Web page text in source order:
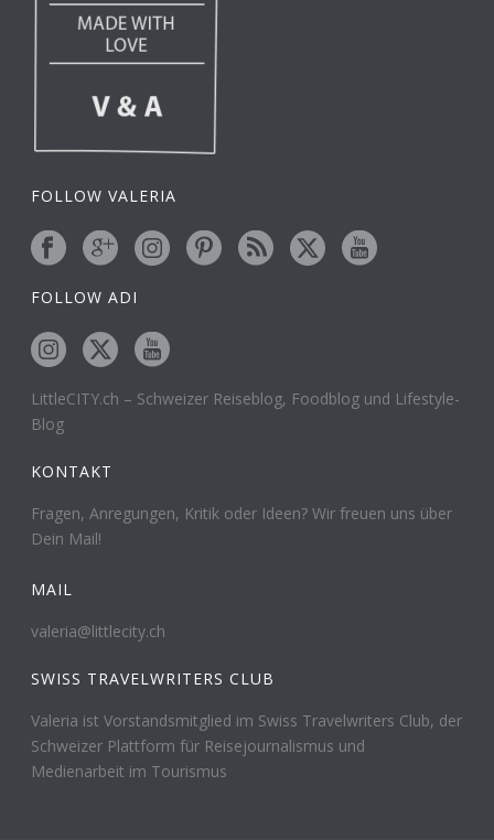
FOLLOW VALERIA
FOLLOW ADI
LittleCITY.ch – Schweizer Reiseblog, Foodblog und Lifestyle-
Blog
KONTAKT
Fragen, Anregungen, Kritik oder Ideen? Wir freuen uns über
Dein Mail!
MAIL
valeria@littlecity.ch
SWISS TRAVELWRITERS CLUB
Valeria ist Vorstandsmitglied im Swiss Travelwriters Club, der
Schweizer Plattform für Reisejournalismus und
Medienarbeit im Tourismus